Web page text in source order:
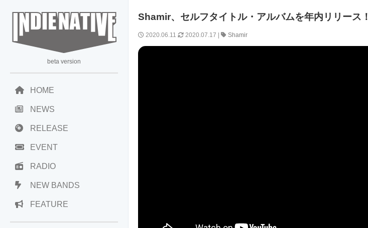
beta version
HOME
NEWS
RELEASE
EVENT
RADIO
NEW BANDS
FEATURE
Shamir、セルフタイトル・アルバムを年内リリース！
2020.06.11 2020.07.17 | Shamir